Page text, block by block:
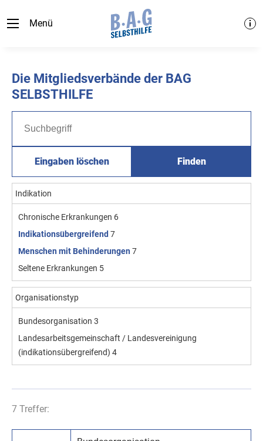
Menü
Die Mitgliedsverbände der BAG
SELBSTHILFE
Eingaben löschen Finden
Indikation
Chronische Erkrankungen 6
Indikationsübergreifend 7
Menschen mit Behinderungen 7
Seltene Erkrankungen 5
Organisationstyp
Bundesorganisation 3
Landesarbeitsgemeinschaft / Landesvereinigung
(indikationsübergreifend) 4
7 Treffer: